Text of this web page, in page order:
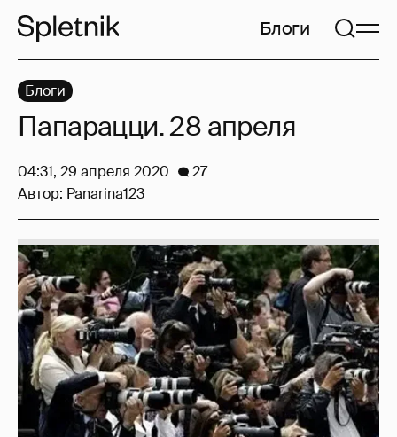
Блоги
Блоги
Папарацци. 28 апреля
04:31, 29 апреля 2020
27
Автор: Panarina123